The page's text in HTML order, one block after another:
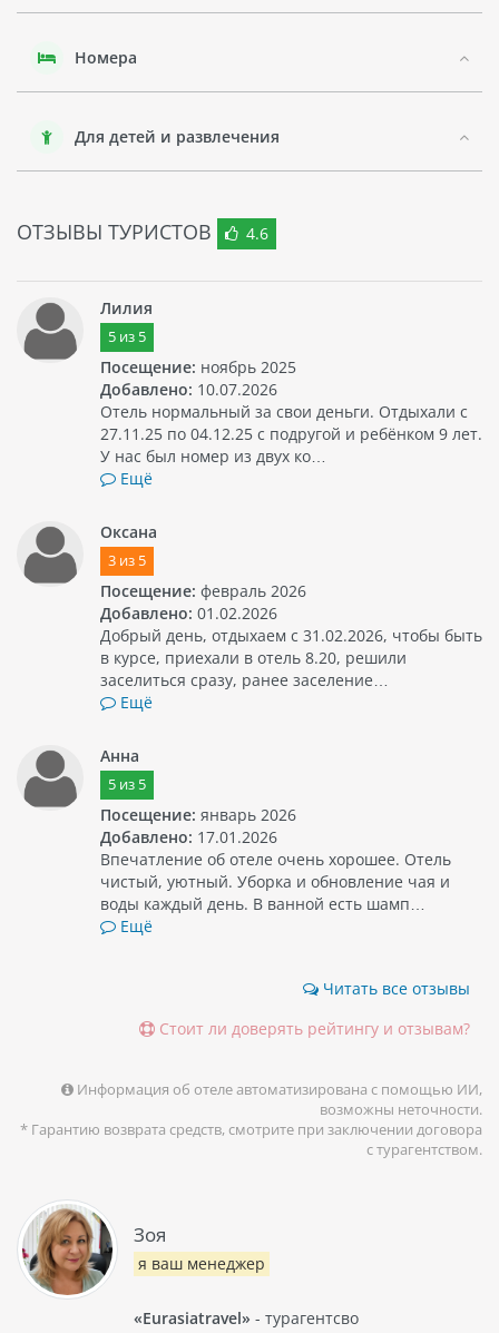
Номера
Для детей и развлечения
ОТЗЫВЫ ТУРИСТОВ 4.6
Лилия
5из 5
Посещение: ноябрь 2025
Добавлено: 10.07.2026
Отель нормальный за свои деньги. Отдыхали с
27.11.25 по 04.12.25 с подругой и ребёнком 9 лет.
У нас был номер из двух ко…
Ещё
Оксана
3из 5
Посещение: февраль 2026
Добавлено: 01.02.2026
Добрый день, отдыхаем с 31.02.2026, чтобы быть
в курсе, приехали в отель 8.20, решили
заселиться сразу, ранее заселение…
Ещё
Анна
5из 5
Посещение: январь 2026
Добавлено: 17.01.2026
Впечатление об отеле очень хорошее. Отель
чистый, уютный. Уборка и обновление чая и
воды каждый день. В ванной есть шамп…
Ещё
Читать все отзывы
Стоит ли доверять рейтингу и отзывам?
Информация об отеле автоматизирована с помощью ИИ,
возможны неточности.
* Гарантию возврата средств, смотрите при заключении договора
с турагентством.
Зоя
я ваш менеджер
«Eurasiatravel» - турагентсво